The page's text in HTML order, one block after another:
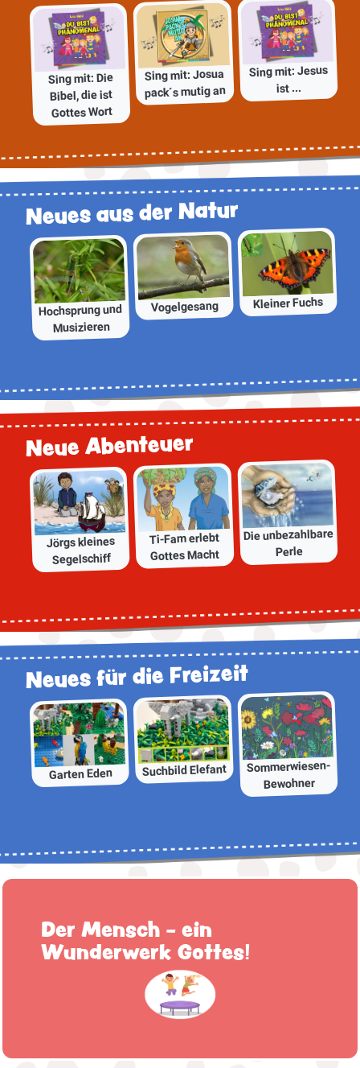
Sing mit: Die
Bibel, die ist
Gottes Wort
Sing mit: Josua
pack´s mutig an
Sing mit: Jesus
ist ...
Neues aus der Natur
Hochsprung und
Musizieren
Vogelgesang Kleiner Fuchs
Neue Abenteuer
Jörgs kleines
Segelschiff
Ti-Fam erlebt
Gottes Macht
Die unbezahlbare
Perle
Neues für die Freizeit
Garten Eden Suchbild Elefant Sommerwiesen-
Bewohner
Der Mensch - ein
Wunderwerk Gottes!